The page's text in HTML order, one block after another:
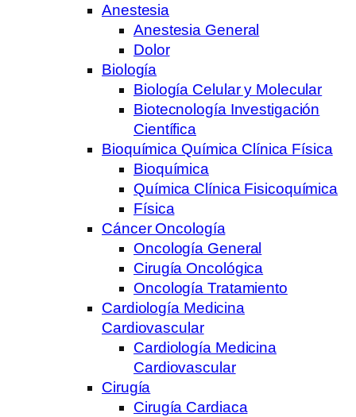
Anestesia
Anestesia General
Dolor
Biología
Biología Celular y Molecular
Biotecnología Investigación
Científica
Bioquímica Química Clínica Física
Bioquímica
Química Clínica Fisicoquímica
Física
Cáncer Oncología
Oncología General
Cirugía Oncológica
Oncología Tratamiento
Cardiología Medicina
Cardiovascular
Cardiología Medicina
Cardiovascular
Cirugía
Cirugía Cardiaca